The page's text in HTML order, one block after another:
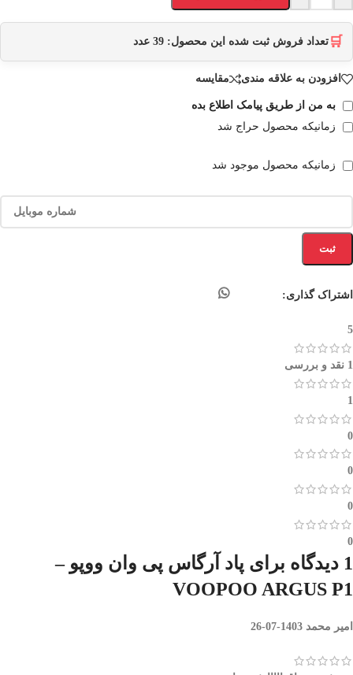
🛒 تعداد فروش ثبت شده این محصول: 39 عدد
افزودن به علاقه مندی مقایسه
به من از طریق پیامک اطلاع بده
زمانیکه محصول حراج شد
زمانیکه محصول موجود شد
ثبت
اشتراک گذاری:
5
1 نقد و بررسی
1
0
0
0
0
1 دیدگاه برای
پاد آرگاس پی وان ووپو –
VOOPOO ARGUS P1
امیر محمد 1403-07-26